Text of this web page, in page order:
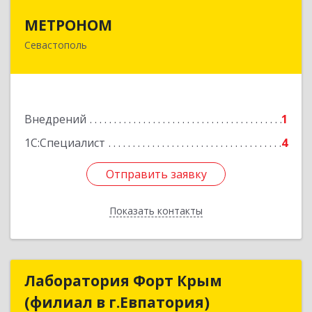
МЕТРОНОМ
Севастополь
Внедрений
1
1С:Специалист
4
Отправить заявку
Показать контакты
299008, Севастополь г, 6 Бастионная ул, дом №
Отправить заявку
Назад
Лаборатория Форт Крым
(филиал в г.Евпатория)
Лаборатория Форт Крым
(филиал в г.Евпатория)